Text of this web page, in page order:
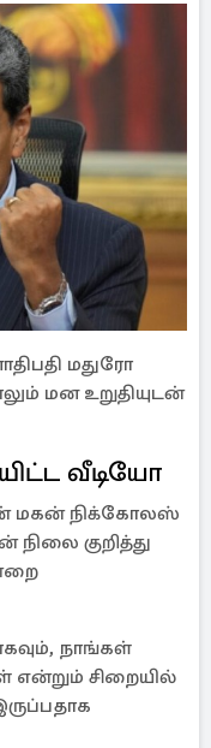
மதுரோ
மன உறுதியுடன்
வீடியோ
மகன் நிக்கோலஸ்
நிலை குறித்து
நாங்கள்
என்றும் சிறையில்